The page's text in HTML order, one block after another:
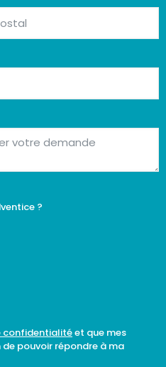
?
confidentialitéet que mes
pouvoir répondre à ma